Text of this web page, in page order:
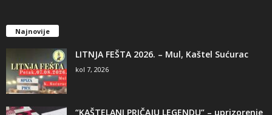
Najnovije
LITNJA FEŠTA 2026. – Mul, Kaštel Sućurac
kol 7, 2026
“KAŠTELANI PRIČAJU LEGENDU” – uprizorenje